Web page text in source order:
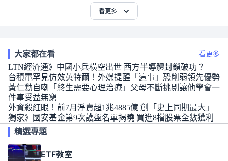
看更多
大家都在看 看更多
LTN經濟通》中國小兵橫空出世 西方半導體封鎖破功？
台積電罕見仿效英特爾！外媒提醒「這事」恐削弱領先優勢
黃仁勳自嘲「終生需要心理治療」父母不斷挑剔讓他學會一
件事受益無窮
外資殺紅眼！前7月淨賣超1兆4885億 創「史上同期最大」
獨家》國安基金第9次護盤名單揭曉 買進8檔股票全數獲利
精選專題
ETF教室